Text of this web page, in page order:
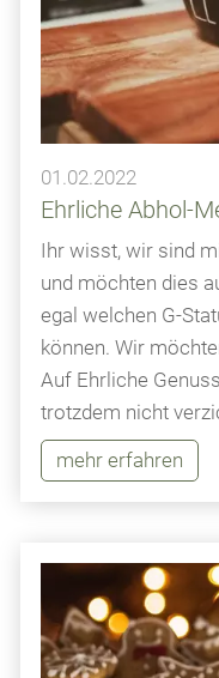
01.02.2022
Ehrliche Abhol-
Ihr wisst, wir sind
und möchten dies
egal welchen G-
können. Wir
Auf Ehrliche
trotzdem nicht
mehr erfahren